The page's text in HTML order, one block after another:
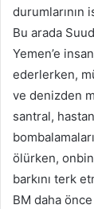
durumlarının
Bu arada
Yemen’e
ederlerken,
ve denizden
santral,
ölürken,
barkını terk
BM daha önce